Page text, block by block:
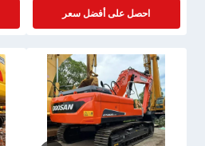
احصل على أفضل سعر